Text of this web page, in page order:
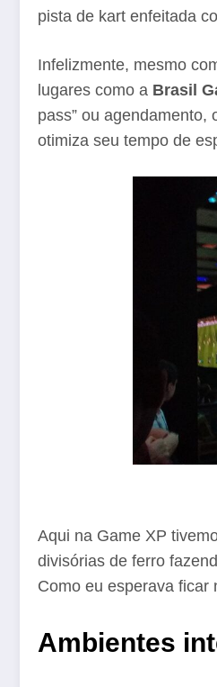
pista de kart enfeitada
Infelizmente, mesmo
lugares como a Brasil
pass” ou
otimiza seu tempo de
Aqui na Game XP
divisórias de ferro
Como eu esperava ficar
Ambientes